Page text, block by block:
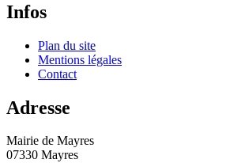
Infos
Plan du site
Mentions légales
Contact
Adresse
Mairie de Mayres
07330 Mayres